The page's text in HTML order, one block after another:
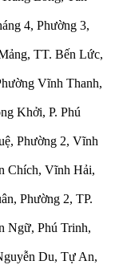
4, Phường 3,
TT. Bến Lức,
Vĩnh Thanh,
Khởi, P. Phú
Phường 2, Vĩnh
Chích, Vĩnh Hải,
Phường 2, TP.
Ngữ, Phú Trinh,
Du, Tự An,